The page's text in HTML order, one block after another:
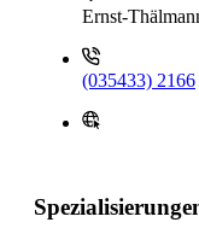
Ernst-
(035433) 2166